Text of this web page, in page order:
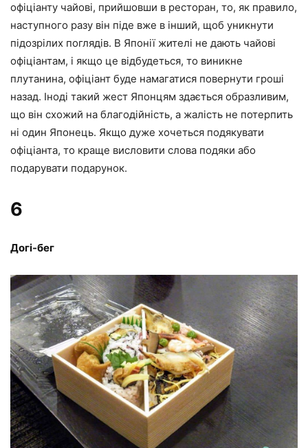
офіціанту чайові, прийшовши в ресторан, то, як правило,
наступного разу він піде вже в інший, щоб уникнути
підозрілих поглядів. В Японії жителі не дають чайові
офіціантам, і якщо це відбудеться, то виникне
плутанина, офіціант буде намагатися повернути гроші
назад. Іноді такий жест Японцям здається образливим,
що він схожий на благодійність, а жалість не потерпить
ні один Японець. Якщо дуже хочеться подякувати
офіціанта, то краще висловити слова подяки або
подарувати подарунок.
6
Догі-бег